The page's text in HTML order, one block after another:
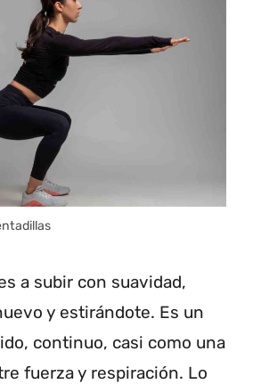
a subir con suavidad,
y estirándote. Es un
continuo, casi como una
fuerza y respiración. Lo